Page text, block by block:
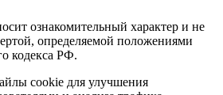
ознакомительный характер и не
определяемой положениями
кодекса РФ.
cookie для улучшения